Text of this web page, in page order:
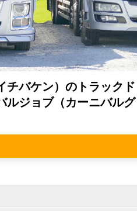
チバケン）のトラックド
ルジョブ（カーニバルグ